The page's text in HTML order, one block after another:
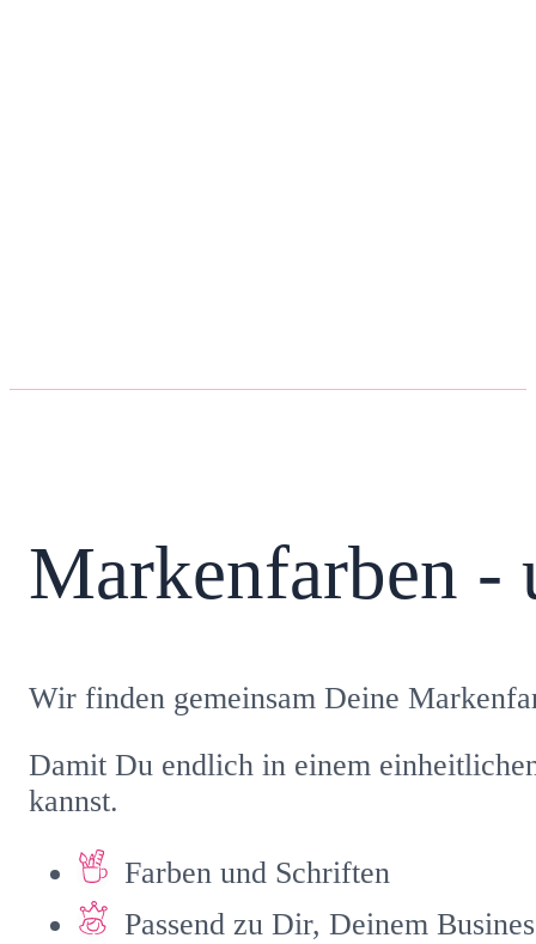
Markenfarben
Wir finden gemeinsam Deine
Damit Du endlich in einem
kannst.
Farben und Schriften
Passend zu Dir, Deinem